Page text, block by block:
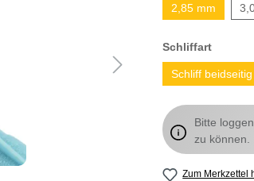
2,85 mm
Schliffart
Schliff beidseitig
Bitte
zu können.
Zum Merkzettel